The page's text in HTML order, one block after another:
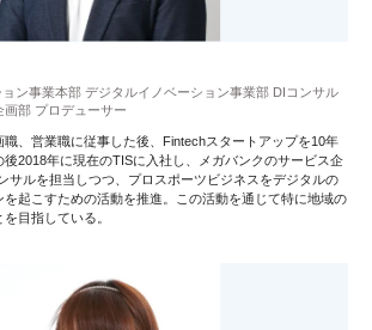
ン事業本部 デジタルイノベーション事業部 DIコンサル
部 プロデューサー
、営業職に従事した後、Fintechスタートアップを10年
後2018年に現在のTISに入社し、メガバンクのサービス企
サルを担当しつつ、プロスポーツビジネスをデジタルの
起こすための活動を推進。この活動を通じて特に地域の
目指している。